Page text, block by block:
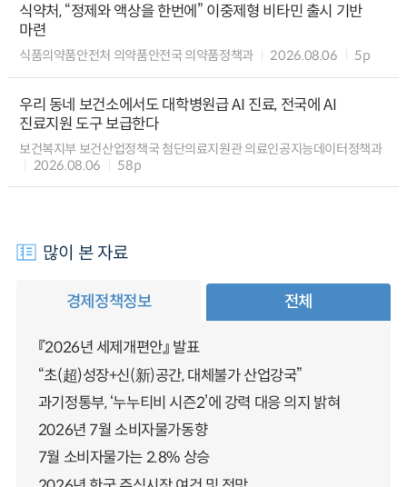
식약처, “정제와 액상을 한번에” 이중제형 비타민 출시 기반
마련
식품의약품안전처 의약품안전국 의약품정책과 2026.08.06 5p
우리 동네 보건소에서도 대학병원급 AI 진료, 전국에 AI
진료지원 도구 보급한다
보건복지부 보건산업정책국 첨단의료지원관 의료인공지능데이터정책과
2026.08.06
58p
많이 본 자료
경제정책정보 전체
『2026년 세제개편안』 발표
“초(超)성장+신(新)공간, 대체불가 산업강국”
과기정통부, ‘누누티비 시즌2’에 강력 대응 의지 밝혀
2026년 7월 소비자물가동향
7월 소비자물가는 2.8% 상승